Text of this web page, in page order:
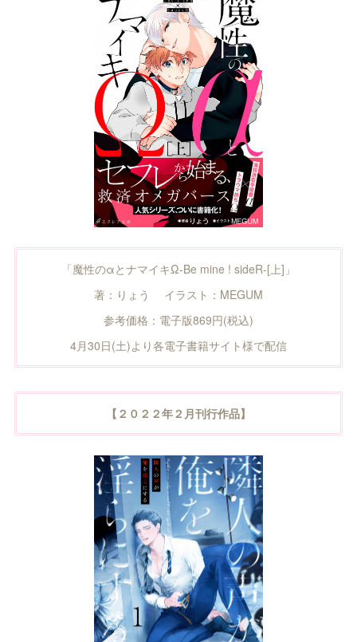
「魔性のαとナマイキΩ-Be mine ! sideR-[上]」
著：りょう イラスト：MEGUM
参考価格：電子版869円(税込)
4月30日(土)より各電子書籍サイト様で配信
【２０２２年２月刊行作品】